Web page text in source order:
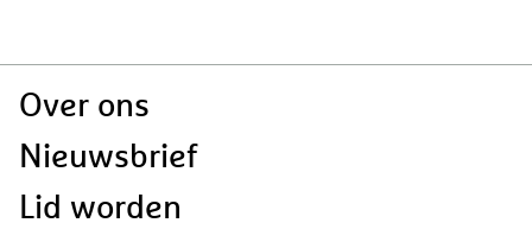
Doormat
Over ons
Nieuwsbrief
Lid worden